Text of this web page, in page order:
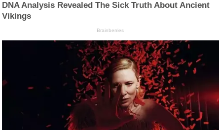
DNA Analysis Revealed The Sick Truth About Ancient
Vikings
Brainberries